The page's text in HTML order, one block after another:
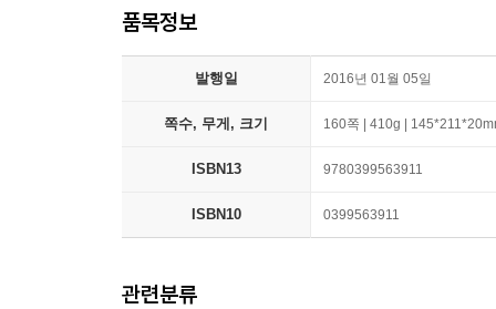
품목정보
발행일 2016년 01월 05일
쪽수, 무게, 크기 160쪽 | 410g |
ISBN13 9780399563911
ISBN10 0399563911
관련분류